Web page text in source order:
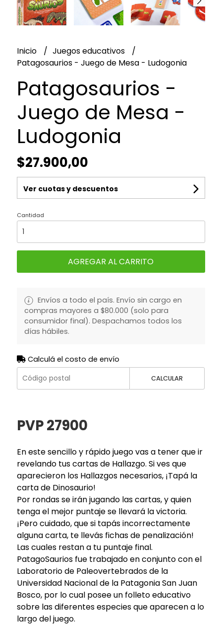
Inicio
Juegos educativos
Patagosaurios - Juego de Mesa - Ludogonia
Patagosaurios -
Juego de Mesa -
Ludogonia
$27.900,00
Ver cuotas y descuentos
Cantidad
AGREGAR AL CARRITO
Envíos a todo el país. Envío sin cargo en
compras mayores a $80.000 (solo para
consumidor final). Despachamos todos los
días hábiles.
Calculá el costo de envío
CALCULAR
PVP 27900
En este sencillo y rápido juego vas a tener que ir
revelando tus cartas de Hallazgo. Si ves que
aparecieron los Hallazgos necesarios, ¡Tapá la
carta de Dinosaurio!
Por rondas se irán jugando las cartas, y quien
tenga el mejor puntaje se llevará la victoria.
¡Pero cuidado, que si tapás incorrectamente
alguna carta, te llevás fichas de penalización!
Las cuales restan a tu puntaje final.
PatagoSaurios fue trabajado en conjunto con el
Laboratorio de Paleovertebrados de la
Universidad Nacional de la Patagonia San Juan
Bosco, por lo cual posee un folleto educativo
sobre las diferentes especies que aparecen a lo
largo del juego.